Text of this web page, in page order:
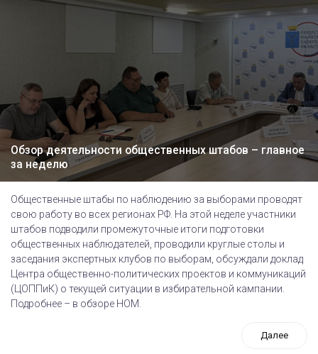
Обзор деятельности общественных штабов – главное
за неделю
Общественные штабы по наблюдению за выборами проводят
свою работу во всех регионах РФ. На этой неделе участники
штабов подводили промежуточные итоги подготовки
общественных наблюдателей, проводили круглые столы и
заседания экспертных клубов по выборам, обсуждали доклад
Центра общественно-политических проектов и коммуникаций
(ЦОППиК) о текущей ситуации в избирательной кампании.
Подробнее – в обзоре НОМ.
Далее